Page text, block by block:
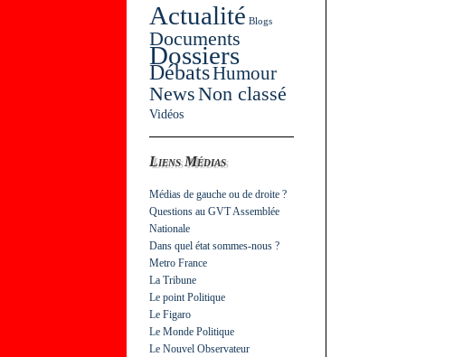
Actualité Blogs
Documents
Dossiers
DébatsHumour
NewsNon classé
Vidéos
Liens Médias
Médias de gauche ou de droite ?
Questions au GVT Assemblée
Nationale
Dans quel état sommes-nous ?
Metro France
La Tribune
Le point Politique
Le Figaro
Le Monde Politique
Le Nouvel Observateur